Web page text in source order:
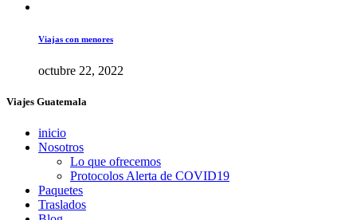
Viajas con menores
octubre 22, 2022
Viajes Guatemala
inicio
Nosotros
Lo que ofrecemos
Protocolos Alerta de COVID19
Paquetes
Traslados